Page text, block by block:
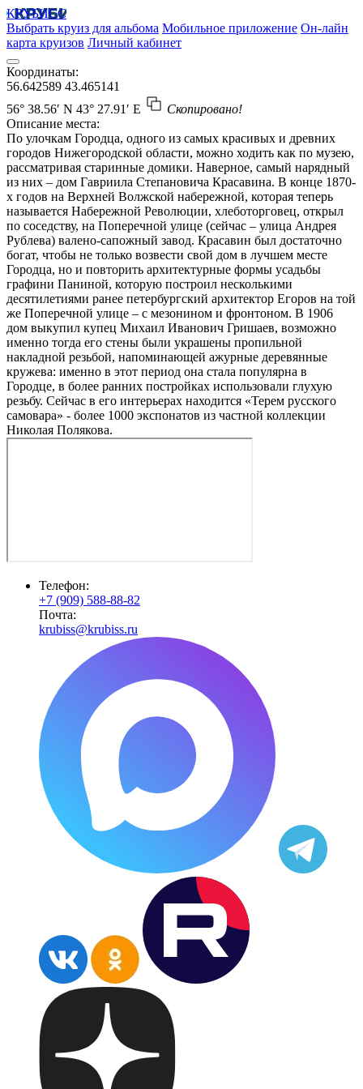
КРУБИСС
Выбрать круиз для альбома Мобильное приложение Он-лайн
карта круизов Личный кабинет
Координаты:
56.642589 43.465141
56° 38.56′ N 43° 27.91′ E
Скопировано!
Описание места:
По улочкам Городца, одного из самых красивых и древних
городов Нижегородской области, можно ходить как по музею,
рассматривая старинные домики. Наверное, самый нарядный
из них – дом Гавриила Степановича Красавина. В конце 1870-
х годов на Верхней Волжской набережной, которая теперь
называется Набережной Революции, хлеботорговец, открыл
по соседству, на Поперечной улице (сейчас – улица Андрея
Рублева) валено-сапожный завод. Красавин был достаточно
богат, чтобы не только возвести свой дом в лучшем месте
Городца, но и повторить архитектурные формы усадьбы
графини Паниной, которую построил несколькими
десятилетиями ранее петербургский архитектор Егоров на той
же Поперечной улице – с мезонином и фронтоном. В 1906
дом выкупил купец Михаил Иванович Гришаев, возможно
именно тогда его стены были украшены пропильной
накладной резьбой, напоминающей ажурные деревянные
кружева: именно в этот период она стала популярна в
Городце, в более ранних постройках использовали глухую
резьбу. Сейчас в его интерьерах находится «Терем русского
самовара» - более 1000 экспонатов из частной коллекции
Николая Полякова.
Телефон:
+7 (909) 588-88-82
Почта:
krubiss@krubiss.ru